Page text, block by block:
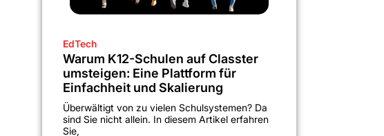
EdTech
Warum K12-Schulen auf Classter
umsteigen: Eine Plattform für
Einfachheit und Skalierung
Überwältigt von zu vielen Schulsystemen? Da
sind Sie nicht allein. In diesem Artikel erfahren
Sie,